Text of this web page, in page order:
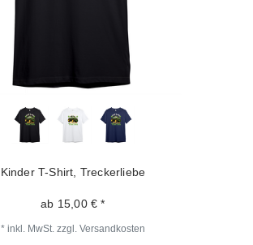
Kinder T-Shirt, Treckerliebe
ab 15,00 € *
* inkl. MwSt. zzgl. Versandkosten